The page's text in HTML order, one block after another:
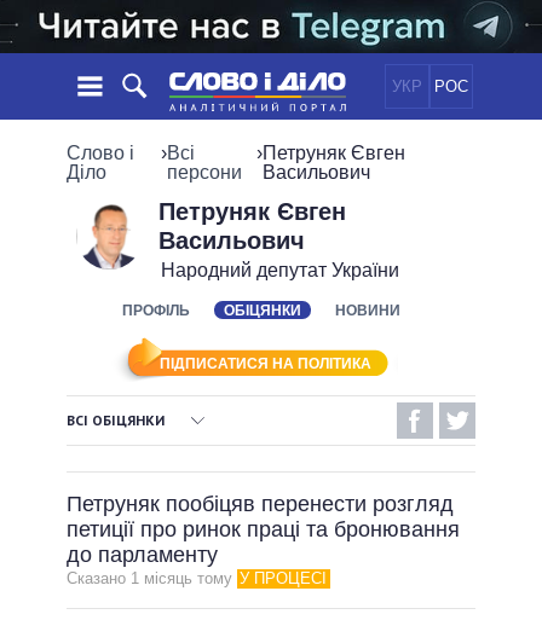
УКР РОС
НОВИНИ
СТРІЧКА
ПОДІЇ
ДУМКИ
ОГЛЯДИ
ДАЙДЖЕСТИ
ПОЛІТИКА
ЕКОНОМІКА
СУСПІЛЬСТВО
СВІТ
ОБIЦЯНКИ
ПОЛIТИКИ
УСІ ПОЛІТИКИ
ПРЕЗИДЕНТ І ОФІС
ВЕРХОВНА РАДА
КАБІНЕТ МІНІСТРІВ
ВСІ ПЕРСОНИ
ІНФОГРАФІКА
ВІДЕО
ПОРІВНЯННЯ ПОЛІТИКІВ
Слово і
Діло
›Всі
персони
›Петруняк Євген
Васильович
Петруняк Євген
Васильович
Народний депутат України
ПРОФІЛЬ ОБІЦЯНКИ НОВИНИ
ПІДПИСАТИСЯ НА ПОЛІТИКА
ВСІ ОБІЦЯНКИ
НЕВИКОНАНІ ОБІЦЯНКИ
ОБІЦЯНКИ У ПРОЦЕСІ
ВСІ ОБІЦЯНКИ
Петруняк пообіцяв перенести розгляд
петиції про ринок праці та бронювання
до парламенту
Сказано 1 мiсяць тому У ПРОЦЕСІ